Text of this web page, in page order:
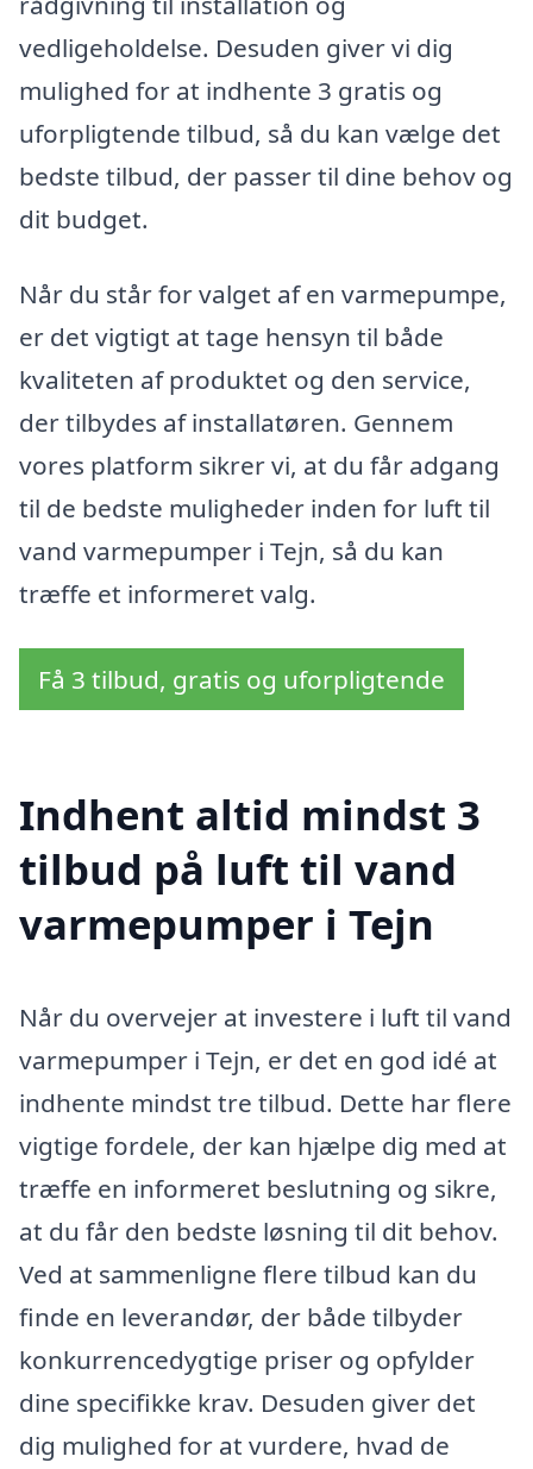
vedligeholdelse. Desuden giver vi dig
mulighed for at indhente 3 gratis og
uforpligtende tilbud, så du kan vælge det
bedste tilbud, der passer til dine behov og
dit budget.
Når du står for valget af en varmepumpe,
er det vigtigt at tage hensyn til både
kvaliteten af produktet og den service,
der tilbydes af installatøren. Gennem
vores platform sikrer vi, at du får adgang
til de bedste muligheder inden for luft til
vand varmepumper i Tejn, så du kan
træffe et informeret valg.
Få 3 tilbud, gratis og uforpligtende
Indhent altid mindst 3
tilbud på luft til vand
varmepumper i Tejn
Når du overvejer at investere i luft til vand
varmepumper i Tejn, er det en god idé at
indhente mindst tre tilbud. Dette har flere
vigtige fordele, der kan hjælpe dig med at
træffe en informeret beslutning og sikre,
at du får den bedste løsning til dit behov.
Ved at sammenligne flere tilbud kan du
finde en leverandør, der både tilbyder
konkurrencedygtige priser og opfylder
dine specifikke krav. Desuden giver det
dig mulighed for at vurdere, hvad de